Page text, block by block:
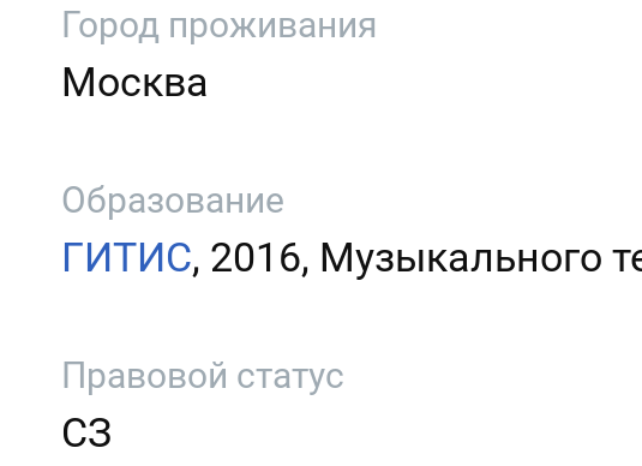
Город проживания
Москва
Образование
ГИТИС, 2016, Музыкального
Правовой статус
СЗ